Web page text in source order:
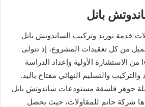
بانل
خدمة توريد وتركيب الساندوتش بانل
من كل تعقيدات المشروع، إذ تتولى
من الاستشارة الأولية وإعداد الدراسة
والتركيب والتسليم النهائي مفتاح باليد.
جوهر فلسفة مستودعات ساندوتش بانل
شركة حاتم للمقاولات، حيث يحصل